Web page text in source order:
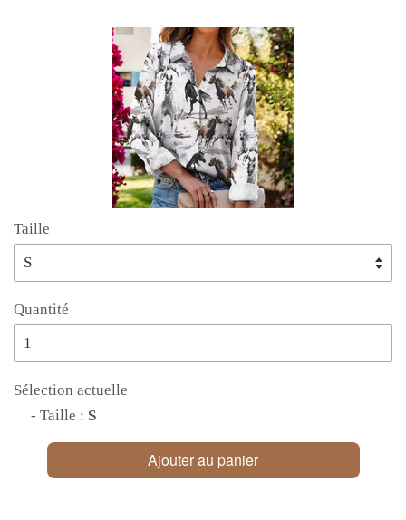
Taille
Quantité
Sélection actuelle
- Taille : S
Ajouter au panier